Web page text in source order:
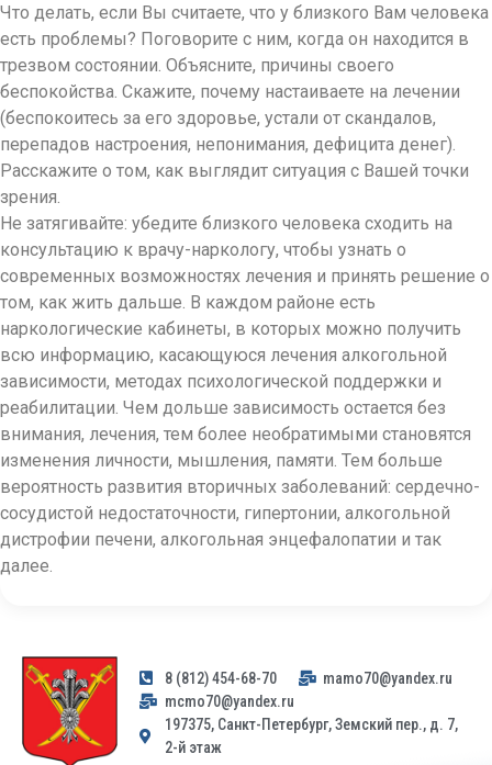
Что делать, если Вы считаете, что у близкого Вам человека
есть проблемы? Поговорите с ним, когда он находится в
трезвом состоянии. Объясните, причины своего
беспокойства. Скажите, почему настаиваете на лечении
(беспокоитесь за его здоровье, устали от скандалов,
перепадов настроения, непонимания, дефицита денег).
Расскажите о том, как выглядит ситуация с Вашей точки
зрения.
Не затягивайте: убедите близкого человека сходить на
консультацию к врачу-наркологу, чтобы узнать о
современных возможностях лечения и принять решение о
том, как жить дальше. В каждом районе есть
наркологические кабинеты, в которых можно получить
всю информацию, касающуюся лечения алкогольной
зависимости, методах психологической поддержки и
реабилитации. Чем дольше зависимость остается без
внимания, лечения, тем более необратимыми становятся
изменения личности, мышления, памяти. Тем больше
вероятность развития вторичных заболеваний: сердечно-
сосудистой недостаточности, гипертонии, алкогольной
дистрофии печени, алкогольная энцефалопатии и так
далее.
8 (812) 454-68-70
mamo70@yandex.ru
mcmo70@yandex.ru
197375, Санкт-Петербург, Земский пер., д. 7,
2-й этаж